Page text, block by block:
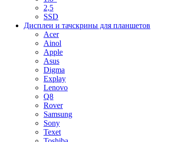
2,5
SSD
Дисплеи и тачскрины для планшетов
Acer
Ainol
Apple
Asus
Digma
Explay
Lenovo
Q8
Rover
Samsung
Sony
Texet